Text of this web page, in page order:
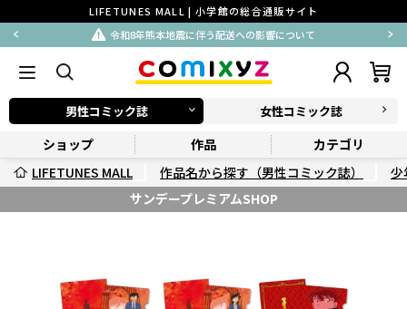
LIFETUNES MALL | 小学館の総合通販サイト
令和8年熊本地震に伴う配送への影響について
男性コミック誌 女性コミック誌
ショップ 作品
カテゴリ
LIFETUNES MALL
作品名から探す（男性コミック誌）
少
サンデープレミアムSHOP